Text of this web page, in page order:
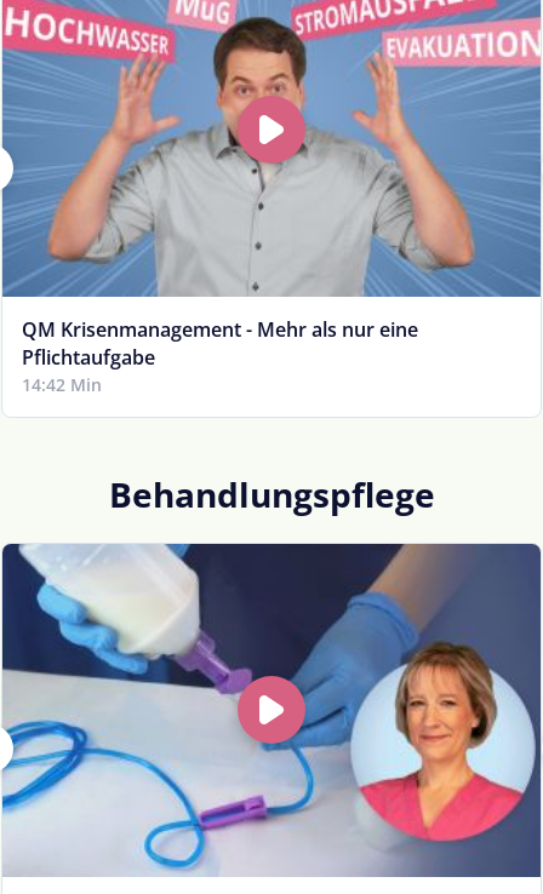
QM Krisenmanagement - Mehr als nur eine
Pflichtaufgabe
14:42 Min
Behandlungspflege